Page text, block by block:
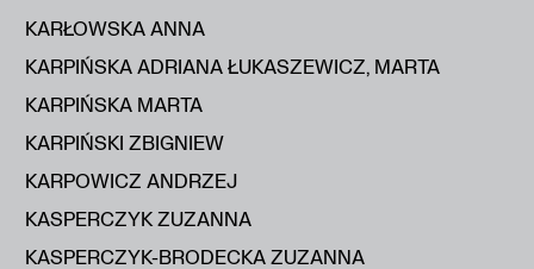
KARŁOWSKA ANNA
KARPIŃSKA ADRIANA ŁUKASZEWICZ, MARTA
KARPIŃSKA MARTA
KARPIŃSKI ZBIGNIEW
KARPOWICZ ANDRZEJ
KASPERCZYK ZUZANNA
KASPERCZYK-BRODECKA ZUZANNA